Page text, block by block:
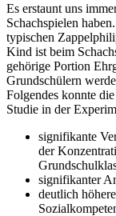
Es erstaunt uns
Schachspielen
typischen
Kind ist beim
gehörige Portion
Grundschülern
Folgendes konnte
Studie in der
signifikante
der
signifikanter
deutlich